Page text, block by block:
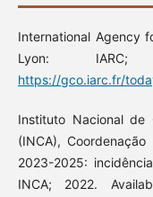
International Agency
Lyon:
https://gco.iarc.fr/
Instituto Nacional de
(INCA),
2023-2025:
INCA; 2022.